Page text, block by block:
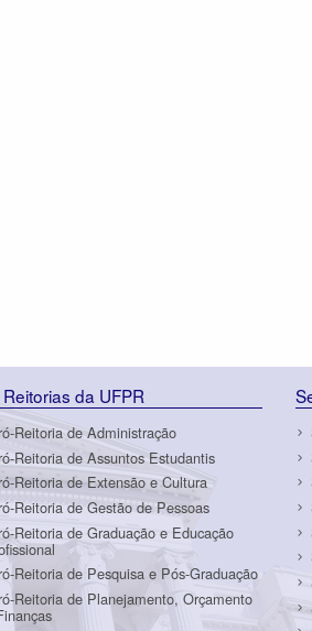
da UFPR
Reitoria de Administração
Reitoria de Assuntos Estudantis
Reitoria de Extensão e Cultura
Reitoria de Gestão de Pessoas
Reitoria de Graduação e Educação
Reitoria de Pesquisa e Pós-Graduação
Reitoria de Planejamento, Orçamento